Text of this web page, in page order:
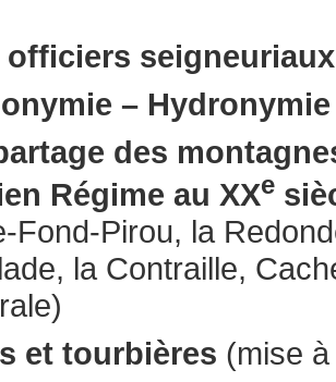
officiers seigneuriaux
– Hydronymie
des
Régime au XXe
Fond-Pirou, la
la Contraille,
et tourbières (mise